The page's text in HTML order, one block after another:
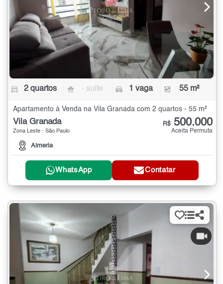
2 quartos - suíte 1 vaga 55 m²
Apartamento à Venda na Vila Granada com 2 quartos - 55 m²
Vila Granada
Zona Leste - São Paulo
Almeria
R$ 500.000
Aceita Permuta
WhatsApp Contatar